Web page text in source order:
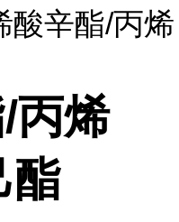
酸辛酯/丙烯
丙烯
酯